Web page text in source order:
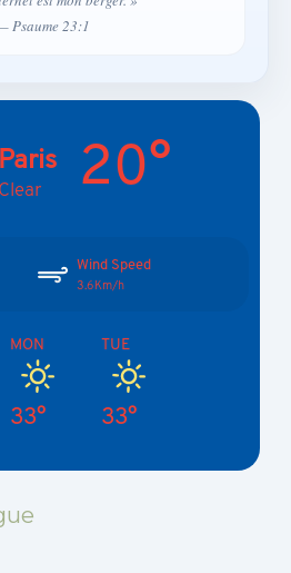
Psaume 23:1
Paris
Clear 20°
Wind Speed
3.6Km/h
MON
33°
TUE
33°